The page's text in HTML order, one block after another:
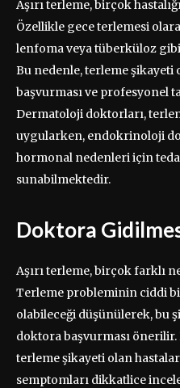
Aşırı terleme, birçok
Özellikle gece terlemesi
lenfoma veya tüberküloz
Bu nedenle, terleme
başvurması ve profesyonel
Dermatoloji doktorları,
uygularken, endokrinoloji
hormonal nedenleri için
sunabilmektedir.
Doktora
Aşırı terleme, birçok farklı
Terleme probleminin ciddi
olabileceği düşünülerek, bu
doktora başvurması
terleme şikayeti olan
semptomları dikkatlice